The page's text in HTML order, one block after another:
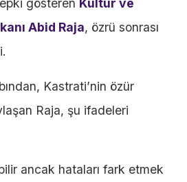
gösteren Kültür ve
Abid Raja, özrü sonrası
Kastrati’nin özür
Raja, şu ifadeleri
ancak hataları fark etmek